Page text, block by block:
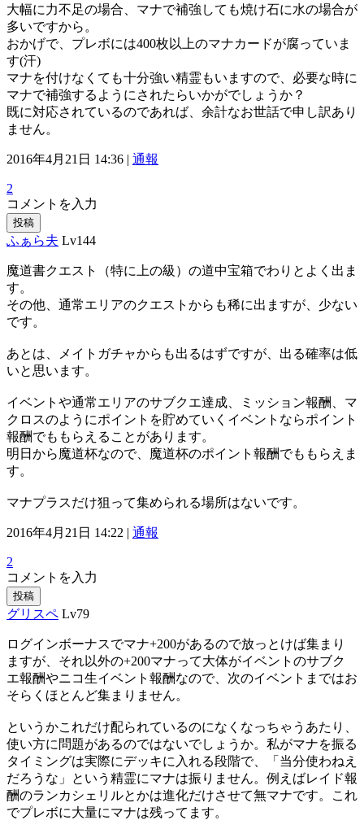
大幅に力不足の場合、マナで補強しても焼け石に水の場合が
多いですから。
おかげで、プレボには400枚以上のマナカードが腐っていま
す(汗)
マナを付けなくても十分強い精霊もいますので、必要な時に
マナで補強するようにされたらいかがでしょうか？
既に対応されているのであれば、余計なお世話で申し訳あり
ません。
2016年4月21日 14:36 | 通報
2
コメントを入力
投稿
ふぁら夫 Lv144
魔道書クエスト（特に上の級）の道中宝箱でわりとよく出ま
す。
その他、通常エリアのクエストからも稀に出ますが、少ない
です。
あとは、メイトガチャからも出るはずですが、出る確率は低
いと思います。
イベントや通常エリアのサブクエ達成、ミッション報酬、マ
クロスのようにポイントを貯めていくイベントならポイント
報酬でももらえることがあります。
明日から魔道杯なので、魔道杯のポイント報酬でももらえま
す。
マナプラスだけ狙って集められる場所はないです。
2016年4月21日 14:22 | 通報
2
コメントを入力
投稿
グリスペ Lv79
ログインボーナスでマナ+200があるので放っとけば集まり
ますが、それ以外の+200マナって大体がイベントのサブク
エ報酬やニコ生イベント報酬なので、次のイベントまではお
そらくほとんど集まりません。
というかこれだけ配られているのになくなっちゃうあたり、
使い方に問題があるのではないでしょうか。私がマナを振る
タイミングは実際にデッキに入れる段階で、「当分使わねえ
だろうな」という精霊にマナは振りません。例えばレイド報
酬のランカシェリルとかは進化だけさせて無マナです。これ
でプレボに大量にマナは残ってます。